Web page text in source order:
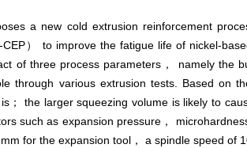
a new cold extrusion reinforcement
CEP） to improve the fatigue life of nickel-
of three process parameters， namely the
through various extrusion tests. Based
； the larger squeezing volume is likely to
such as expansion pressure，
for the expansion tool， a spindle speed of